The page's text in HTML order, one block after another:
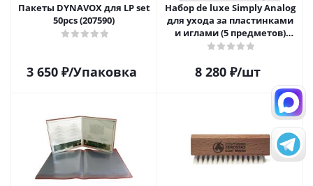
Пакеты DYNAVOX для LP set
50pcs (207590)
3 650₽/Упаковка
Набор de luxe Simply Analog
для ухода за пластинками
и иглами (5 предметов)
SAVC008
8 280₽/шт